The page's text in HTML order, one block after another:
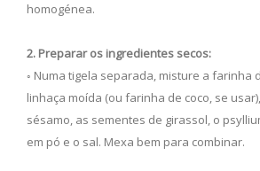
homogénea.
2. Preparar os ingredientes secos:
◦ Numa tigela separada, misture a farinha
linhaça moída (ou farinha de coco, se
sésamo, as sementes de girassol, o
em pó e o sal. Mexa bem para combinar.